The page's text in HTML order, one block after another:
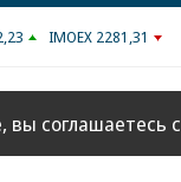
IMOEX 2281,31
вы соглашаетесь с